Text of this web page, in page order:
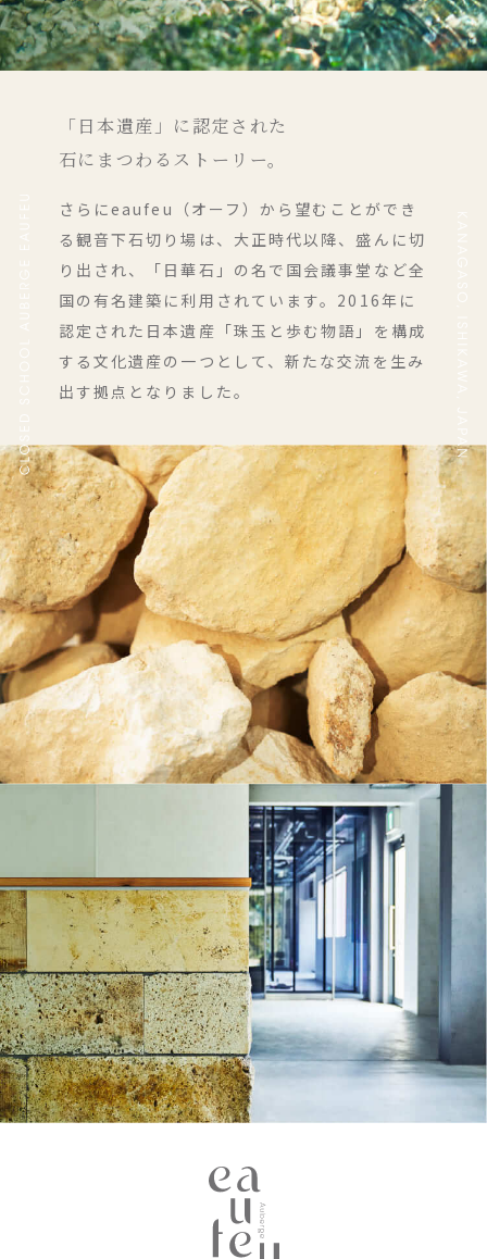
「日本遺産」に認定された
石にまつわるストーリー。
さらにeaufeu（オーフ）から望むことができ
る観音下石切り場は、大正時代以降、盛んに切
り出され、「日華石」の名で国会議事堂など全
国の有名建築に利用されています。2016年に
認定された日本遺産「珠玉と歩む物語」を構成
する文化遺産の一つとして、新たな交流を生み
出す拠点となりました。